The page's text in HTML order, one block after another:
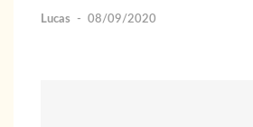
Lucas - 08/09/2020